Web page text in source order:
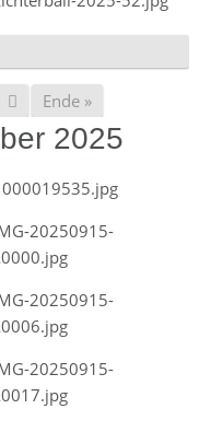
Ende »
2025